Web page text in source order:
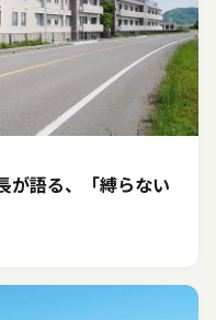
が語る、「縛らない